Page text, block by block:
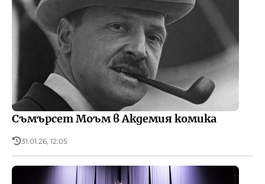
Съмърсет Моъм в Акдемия комика
31.01.26, 12:05